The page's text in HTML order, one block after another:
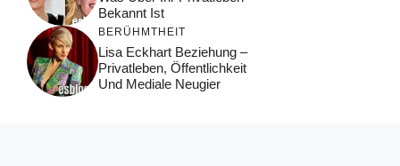
Bekannt Ist
BERÜHMTHEIT
Lisa Eckhart Beziehung –
Privatleben, Öffentlichkeit
Und Mediale Neugier